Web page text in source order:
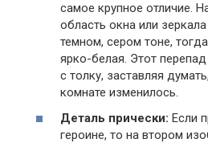
самое крупное отличие.
область окна или
темном, сером тоне,
ярко-белая. Этот
с толку, заставляя
комнате изменилось.
Деталь прически: Если
героине, то на втором